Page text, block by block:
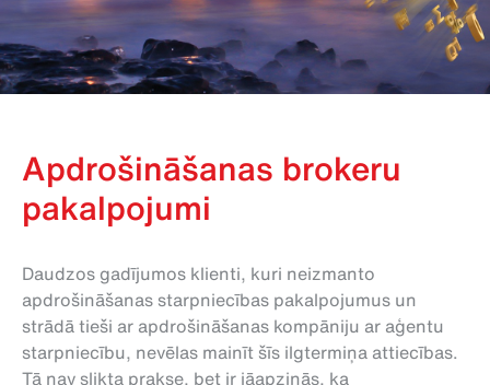
Apdrošināšanas brokeru
pakalpojumi
Daudzos gadījumos klienti, kuri neizmanto
apdrošināšanas starpniecības pakalpojumus un
strādā tieši ar apdrošināšanas kompāniju ar aģentu
starpniecību, nevēlas mainīt šīs ilgtermiņa attiecības.
Tā nav slikta prakse, bet ir jāapzinās, ka